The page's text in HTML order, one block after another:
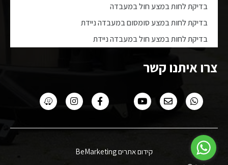
בדיקת לחות במצע חול במעבדה
בדיקת לחות במצע סומסום במעבדה ניידת
בדיקת לחות במצע חול במעבדה ניידת
צרו איתנו קשר
קידום אתרים BeMarketing